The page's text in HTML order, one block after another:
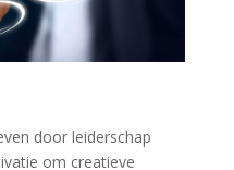
door leiderschap
om creatieve